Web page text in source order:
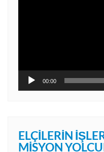
00:00
ELÇILERIN
MISYON